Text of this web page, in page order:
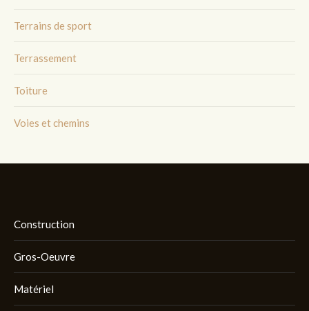
Terrains de sport
Terrassement
Toiture
Voies et chemins
Construction
Gros-Oeuvre
Matériel